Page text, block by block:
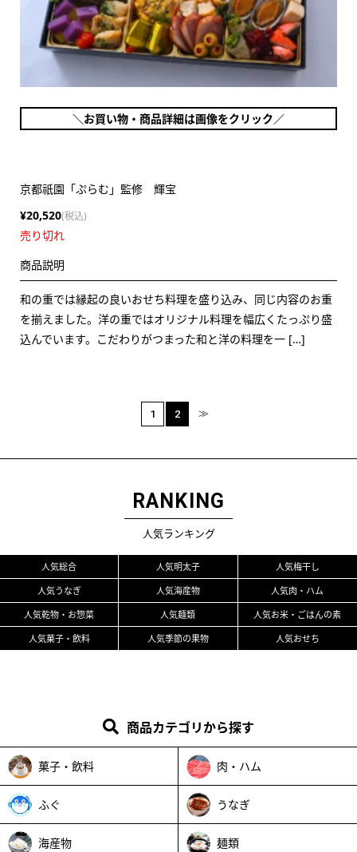
＼お買い物・商品詳細は画像をクリック／
京都祇園「ぷらむ」監修 輝宝
¥20,520(税込)
売り切れ
商品説明
和の重では縁起の良いおせち料理を盛り込み、同じ内容のお重
を揃えました。洋の重ではオリジナル料理を幅広くたっぷり盛
込んでいます。こだわりがつまった和と洋の料理を一 […]
1 2 ≫
RANKING
人気ランキング
人気総合 人気明太子
人気梅干し
人気うなぎ
人気海産物
人気肉・ハム
人気乾物・お惣菜
人気麺類
人気お米・ごはんの素
人気菓子・飲料
人気季節の果物 人気おせち
商品カテゴリから探す
菓子・飲料 肉・ハム
ふぐ うなぎ
海産物 麺類